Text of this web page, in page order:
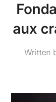
aux
Written